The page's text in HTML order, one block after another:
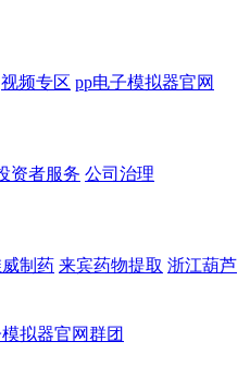
视频专区 pp电子模拟器官网
资者服务 公司治理
制药 来宾药物提取 浙江葫芦
拟器官网群团